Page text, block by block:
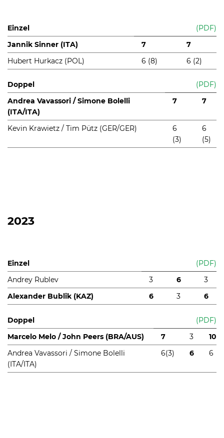
Einzel
(PDF)
Jannik Sinner (ITA)
7
7
Hubert Hurkacz (POL)
6 (8) 6 (2)
Doppel
(PDF)
Andrea Vavassori / Simone Bolelli
(ITA/ITA)
7 7
Kevin Krawietz / Tim Pütz (GER/GER)
6
(3)
6
(5)
2023
Einzel
(PDF)
Andrey Rublev
3 6
3
Alexander Bublik (KAZ)
6 3 6
Doppel
(PDF)
Marcelo Melo / John Peers (BRA/AUS)
7 3
10
Andrea Vavassori / Simone Bolelli
(ITA/ITA)
6(3) 6 6